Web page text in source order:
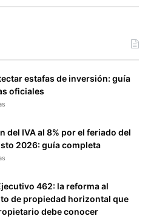
estafas de inversión: guía
oficiales
del IVA al 8% por el feriado del
2026: guía completa
462: la reforma al
de propiedad horizontal que
debe conocer